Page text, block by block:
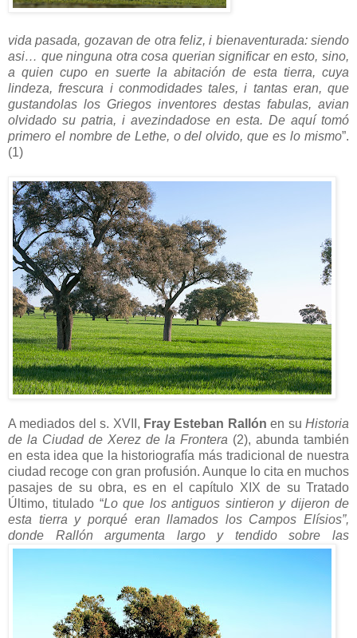
vida pasada, gozavan de otra feliz, i bienaventurada: siendo
asi… que ninguna otra cosa querian significar en esto, sino,
a quien cupo en suerte la abitación de esta tierra, cuya
lindeza, frescura i conmodidades tales, i tantas eran, que
gustandolas los Griegos inventores destas fabulas, avian
olvidado su patria, i avezindadose en esta. De aquí tomó
primero el nombre de Lethe, o del olvido, que es lo mismo”.
(1)
A mediados del s. XVII, Fray Esteban Rallón en suHistoria
de la Ciudad de Xerez de la Frontera (2), abunda también
en esta idea que la historiografía más tradicional de nuestra
ciudad recoge con gran profusión. Aunque lo cita en muchos
pasajes de su obra, es en el capítulo XIX de su Tratado
Último, titulado “Lo que los antiguos sintieron y dijeron de
esta tierra y porqué eran llamados los Campos Elísios”,
donde Rallónargumenta largo y tendido sobre las